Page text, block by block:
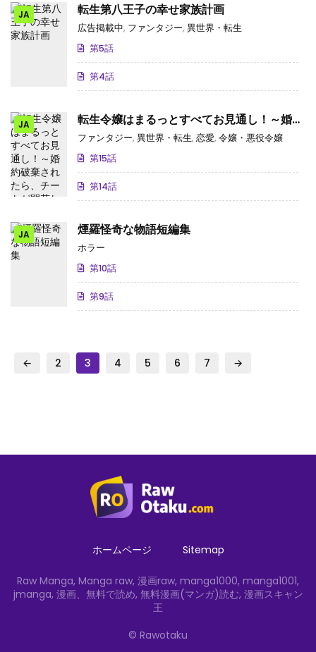
JA 転生第八王子の幸せ家族計画
広告掲載中, ファンタジー, 異世界・転生
第5話
第4話
JA
転生令嬢はまるっとすべてお見通し！～婚約
破棄されたら、チートが開花したようです～
ファンタジー, 異世界・転生, 恋愛, 令嬢・悪役令嬢
第15話
第14話
JA 煙羅怪奇な物語短編集
ホラー
第10話
第9話
← 2 3 4 5 6 7 →
ホームページ Sitemap
Raw Manga, Manga raw, 漫画raw, manga1000, manga1001,
jmanga, 漫画、無料で読め, 無料漫画(マンガ)読む, 漫画スキャン
王
© Rawotaku